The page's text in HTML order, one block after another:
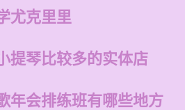
尤克里里
提琴比较多的实体店
年会排练班有哪些地方